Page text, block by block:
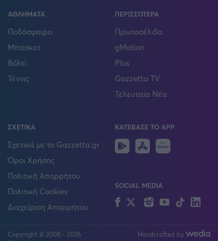
ΑΘΛΗΜΑΤΑ
Ποδόσφαιρο
Μπάσκετ
Βόλεϊ
Τέννις
ΠΕΡΙΣΣΟΤΕΡΑ
Πρωτοσέλιδα
gMotion
Plus
Gazzetta TV
Τελευταία Νέα
ΣΧΕΤΙΚΑ
Σχετικά με το Gazzetta.gr
Όροι Χρήσης
Πολιτική Απορρήτου
Πολιτική Cookies
Διαχείριση Απορρήτου
ΚΑΤΕΒΑΣΕ ΤΟ APP
Android
IOS
SOCIAL MEDIA
FacebookTwitterInstagram
YouTubeTikTok
Copyright © 2008 - 2026
Handcrafted by